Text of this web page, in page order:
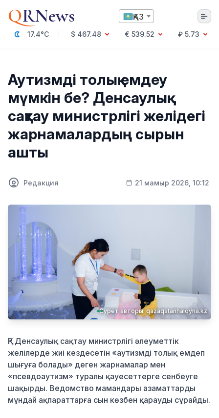
QRNews ҚАЗ
17.4°C $ 467.48 € 539.52
₽ 5.73
Саясат
Технология
Экономика
Әлемде
Қоғам
Оқиға
Спорт
Денсаулық
Қылмыс
Аутизмді толық емдеу
мүмкін бе? Денсаулық
сақтау министрлігі желідегі
жарнамалардың сырын
ашты
Редакция 21 мамыр 2026, 10:12
Сурет авторы: qazaqstanhalqyna.kz
ҚР Денсаулық сақтау министрлігі әлеуметтік
желілерде жиі кездесетін «аутизмді толық емдеп
шығуға болады» деген жарнамалар мен
«псевдоаутизм» туралы қауесеттерге сенбеуге
шақырды. Ведомство мамандары азаматтарды
мұндай ақпараттарға сын көзбен қарауды сұрайды.